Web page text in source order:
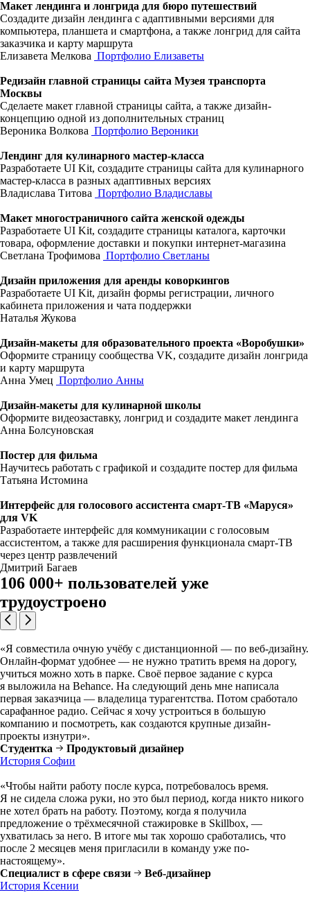
Макет лендинга и лонгрида для бюро путешествий
Создадите дизайн лендинга с адаптивными версиями для
компьютера, планшета и смартфона, а также лонгрид для сайта
заказчика и карту маршрута
Елизавета Мелкова Портфолио Елизаветы
Редизайн главной страницы сайта Музея транспорта
Москвы
Сделаете макет главной страницы сайта, а также дизайн-
концепцию одной из дополнительных страниц
Вероника Волкова Портфолио Вероники
Лендинг для кулинарного мастер-класса
Разработаете UI Kit, создадите страницы сайта для кулинарного
мастер-класса в разных адаптивных версиях
Владислава Титова Портфолио Владиславы
Макет многостраничного сайта женской одежды
Разработаете UI Kit, создадите страницы каталога, карточки
товара, оформление доставки и покупки интернет-магазина
Светлана Трофимова Портфолио Светланы
Дизайн приложения для аренды коворкингов
Разработаете UI Kit, дизайн формы регистрации, личного
кабинета приложения и чата поддержки
Наталья Жукова
Дизайн-макеты для образовательного проекта «Воробушки»
Оформите страницу сообщества VK, создадите дизайн лонгрида
и карту маршрута
Анна Умец Портфолио Анны
Дизайн-макеты для кулинарной школы
Оформите видеозаставку, лонгрид и создадите макет лендинга
Анна Болсуновская
Постер для фильма
Научитесь работать с графикой и создадите постер для фильма
Татьяна Истомина
Интерфейс для голосового ассистента смарт-ТВ «Маруся»
для VK
Разработаете интерфейс для коммуникации с голосовым
ассистентом, а также для расширения функционала смарт-ТВ
через центр развлечений
Дмитрий Багаев
106 000+ пользователей уже
трудоустроено
«Я совместила очную учёбу с дистанционной — по веб-дизайну.
Онлайн-формат удобнее — не нужно тратить время на дорогу,
учиться можно хоть в парке. Своё первое задание с курса
я выложила на Behance. На следующий день мне написала
первая заказчица — владелица турагентства. Потом сработало
сарафанное радио. Сейчас я хочу устроиться в большую
компанию и посмотреть, как создаются крупные дизайн-
проекты изнутри».
Студентка
Продуктовый дизайнер
История Софии
«Чтобы найти работу после курса, потребовалось время.
Я не сидела сложа руки, но это был период, когда никто никого
не хотел брать на работу. Поэтому, когда я получила
предложение о трёхмесячной стажировке в Skillbox, —
ухватилась за него. В итоге мы так хорошо сработались, что
после 2 месяцев меня пригласили в команду уже по-
настоящему».
Специалист в сфере связи
Веб-дизайнер
История Ксении